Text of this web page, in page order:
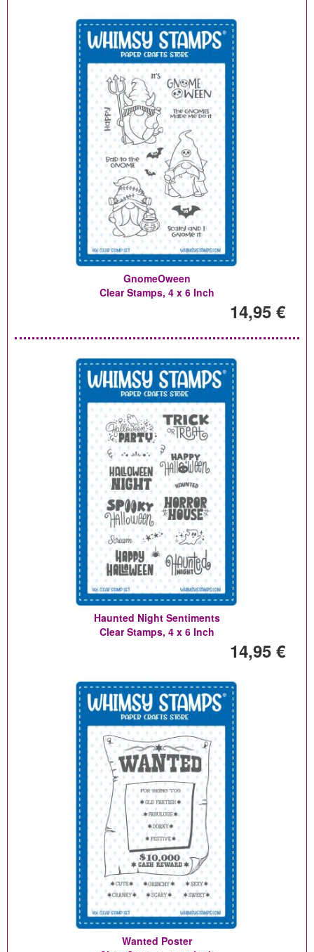
GnomeOween
Clear Stamps, 4 x 6 Inch
14,95 €
Haunted Night Sentiments
Clear Stamps, 4 x 6 Inch
14,95 €
Wanted Poster